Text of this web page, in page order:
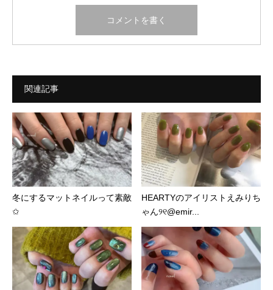
関連記事
冬にするマットネイルって素敵
✩︎
HEARTYのアイリストえみりち
ゃん୨୧@emir...